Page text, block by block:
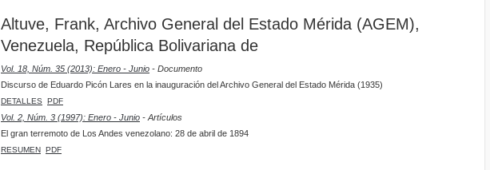
Altuve, Frank, Archivo General del Estado Mérida (AGEM),
Venezuela, República Bolivariana de
Vol. 18, Núm. 35 (2013): Enero - Junio - Documento
Discurso de Eduardo Picón Lares en la inauguración del Archivo General del Estado Mérida (1935)
DETALLES PDF
Vol. 2, Núm. 3 (1997): Enero - Junio - Artículos
El gran terremoto de Los Andes venezolano: 28 de abril de 1894
RESUMEN PDF